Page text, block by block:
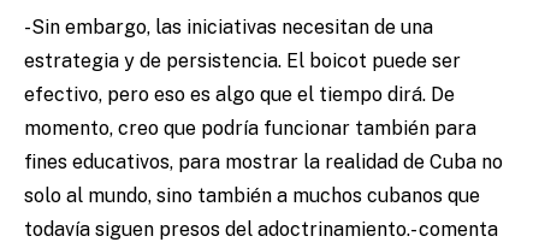
-Sin embargo, las iniciativas necesitan de una
estrategia y de persistencia. El boicot puede ser
efectivo, pero eso es algo que el tiempo dirá. De
momento, creo que podría funcionar también para
fines educativos, para mostrar la realidad de Cuba no
solo al mundo, sino también a muchos cubanos que
todavía siguen presos del adoctrinamiento.- comenta